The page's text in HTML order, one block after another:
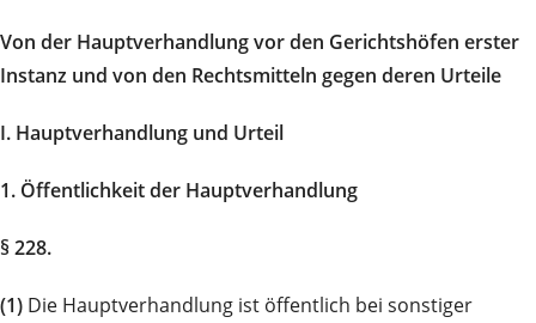
Von der Hauptverhandlung vor den Gerichtshöfen erster
Instanz und von den Rechtsmitteln gegen deren Urteile
I. Hauptverhandlung und Urteil
1. Öffentlichkeit der Hauptverhandlung
§ 228.
(1) Die Hauptverhandlung ist öffentlich bei sonstiger